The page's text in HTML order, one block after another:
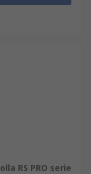
RS PRO serie